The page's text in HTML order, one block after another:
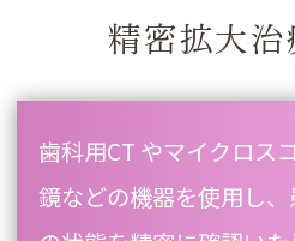
精密拡大治
歯科用CT やマイクロス
鏡などの機器を使用し